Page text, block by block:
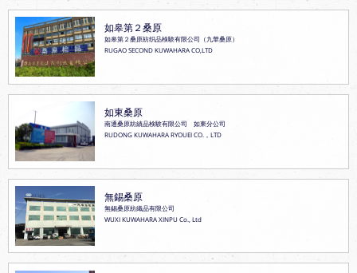
如皋第２桑原
如皋第２桑原紡织品検験有限公司（九華桑原）
RUGAO SECOND KUWAHARA CO,LTD
如東桑原
南通桑原紡績品検験有限公司 如東分公司
RUDONG KUWAHARA RYOUEI CO.，LTD
無錫桑原
無錫桑原紡織品有限公司
WUXI KUWAHARA XINPU Co., Ltd